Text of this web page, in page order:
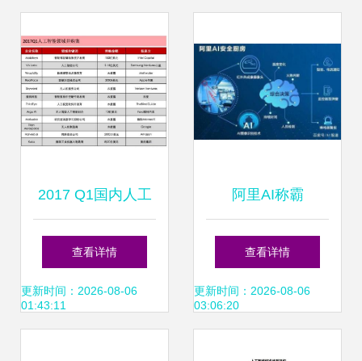
2017 Q1国内人工
智能上市公司和初
创企业融资进展盘
查看详情
更新时间：2026-08-06
01:43:11
阿里AI称霸
WebVision图像识
别，华为云稳占第
查看详情
更新时间：2026-08-06
03:06:20